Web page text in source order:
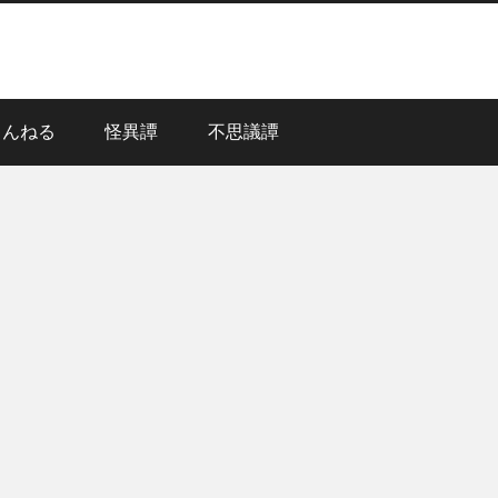
ねる 怪異譚 不思議譚